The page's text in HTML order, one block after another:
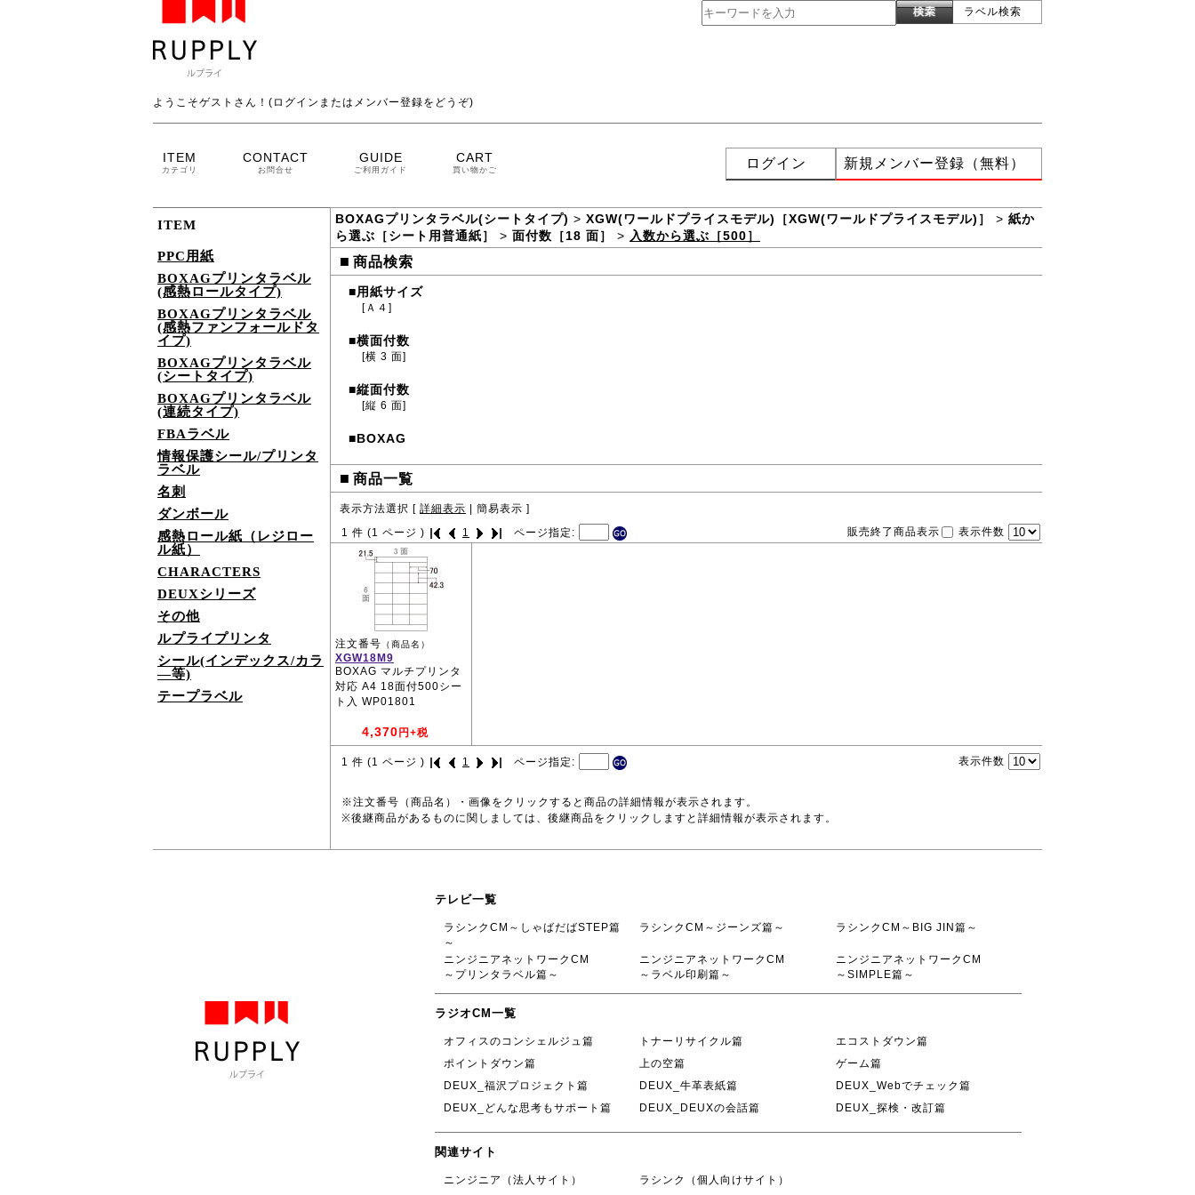
ラベル検索
ようこそゲストさん！(ログインまたはメンバー登録をどうぞ)
ITEM
カテゴリ
CONTACT
お問合せ
GUIDE
ご利用ガイド
CART
買い物かご ログイン 新規メンバー登録（無料）
ITEM
PPC用紙
BOXAGプリンタラベル
(感熱ロールタイプ)
BOXAGプリンタラベル
(感熱ファンフォールドタ
イプ)
BOXAGプリンタラベル
(シートタイプ)
BOXAGプリンタラベル
(連続タイプ)
FBAラベル
情報保護シール/プリンタ
ラベル
名刺
ダンボール
感熱ロール紙（レジロー
ル紙）
CHARACTERS
DEUXシリーズ
その他
ルプライプリンタ
シール(インデックス/カラ
―等)
テープラベル
BOXAGプリンタラベル(シートタイプ) > XGW(ワールドプライスモデル)［XGW(ワールドプライスモデル)］ > 紙か
ら選ぶ［シート用普通紙］
> 面付数［18 面］ > 入数から選ぶ［500］
■ 商品検索
■用紙サイズ
[Ａ４]
■横面付数
[横 3 面]
■縦面付数
[縦 6 面]
■BOXAG
■ 商品一覧
表示方法選択 [ 詳細表示 簡易表示 ]
1 件 (1 ページ ) 1 ページ指定: 販売終了商品表示 表示件数
注文番号 （商品名）
XGW18M9
BOXAG マルチプリンタ
対応 A4 18面付500シー
ト入 WP01801
4,370 円+税
1 件 (1 ページ ) 1 ページ指定: 表示件数
※注文番号（商品名）・画像をクリックすると商品の詳細情報が表示されます。
※後継商品があるものに関しましては、後継商品をクリックしますと詳細情報が表示されます。
テレビ一覧
ラシンクCM～しゃばだばSTEP篇
～
ラシンクCM～ジーンズ篇～ ラシンクCM～BIG JIN篇～
ニンジニアネットワークCM
～プリンタラベル篇～
ニンジニアネットワークCM
～ラベル印刷篇～
ニンジニアネットワークCM
～SIMPLE篇～
ラジオCM一覧
オフィスのコンシェルジュ篇 トナーリサイクル篇
エコストダウン篇
ポイントダウン篇
上の空篇
ゲーム篇
DEUX_福沢プロジェクト篇
DEUX_牛革表紙篇
DEUX_Webでチェック篇
DEUX_どんな思考もサポート篇
DEUX_DEUXの会話篇 DEUX_探検・改訂篇
関連サイト
ニンジニア（法人サイト） ラシンク（個人向けサイト）